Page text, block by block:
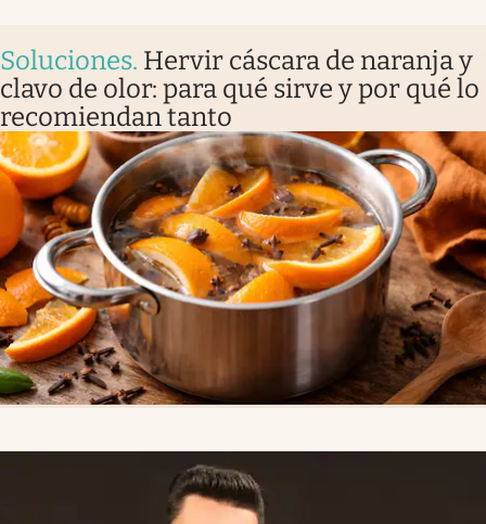
Soluciones. Hervir cáscara de naranja y
clavo de olor: para qué sirve y por qué lo
recomiendan tanto